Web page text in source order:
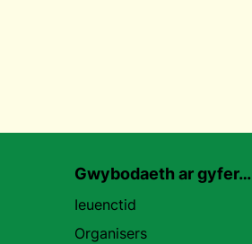
Gwybodaeth ar gyfer…
Ieuenctid
Organisers